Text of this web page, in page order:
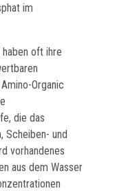
im
oft ihre
Organic
die das
Scheiben- und
vorhandenes
aus dem Wasser